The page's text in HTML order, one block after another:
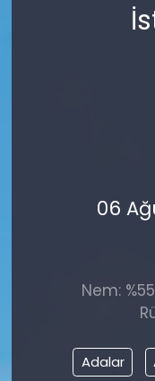
06
Nem:
Adalar
Magazin
Nöbetçi
Otomobil